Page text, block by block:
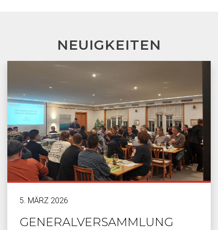
NEUIGKEITEN
5. MÄRZ 2026
GENERALVERSAMMLUNG